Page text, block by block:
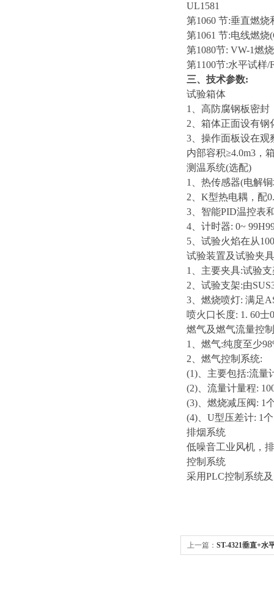
UL1581
第1060 节:垂直燃烧
第1061 节:电线燃烧
第1080节: VW-1燃
第1100节:水平试样/
三、技术参数:
试验箱体
1、高防腐钢板密
2、箱体正面设有钢
3、操作面板设在观
内部容积≥4.0m3，
测温系统(选配)
1、热传感器(电解
2、K型热电耦，配
3、智能PID温控表
4、计时器: 0~
5、试验火焰在从
试验装置及试验夹具
1、主要夹具:试验
2、试验支架:由
3、燃烧喷灯: 满足
喷火口长度: 1. 60士
燃气及燃气流量控
1、燃气:纯度至少
2、燃气控制系统:
(1)、主要包括:流量
(2)、流量计量程:
(3)、燃烧减压阀: 1
(4)、U型压差计: 1个
排烟系统
低噪音工业风机，
控制系统
采用PLC控制系统
上一篇： ST-4321垂直+水